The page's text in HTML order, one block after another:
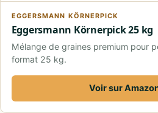
EGGERSMANN KÖRNERPICK
Eggersmann Körnerpick 25 kg
Mélange de graines premium pour
format 25 kg.
Voir sur